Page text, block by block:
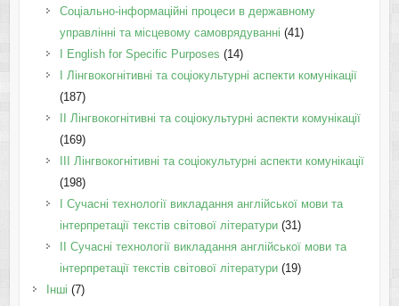
Соціально-інформаційні процеси в державному
управлінні та місцевому самоврядуванні (41)
І English for Specific Purposes (14)
I Лінгвокогнітивні та соціокультурні аспекти комунікації
(187)
IІ Лінгвокогнітивні та соціокультурні аспекти комунікації
(169)
IІI Лінгвокогнітивні та соціокультурні аспекти комунікації
(198)
I Cучасні технології викладання англійської мови та
інтерпретації текстів світової літератури(31)
II Cучасні технології викладання англійської мови та
інтерпретації текстів світової літератури(19)
Інші (7)